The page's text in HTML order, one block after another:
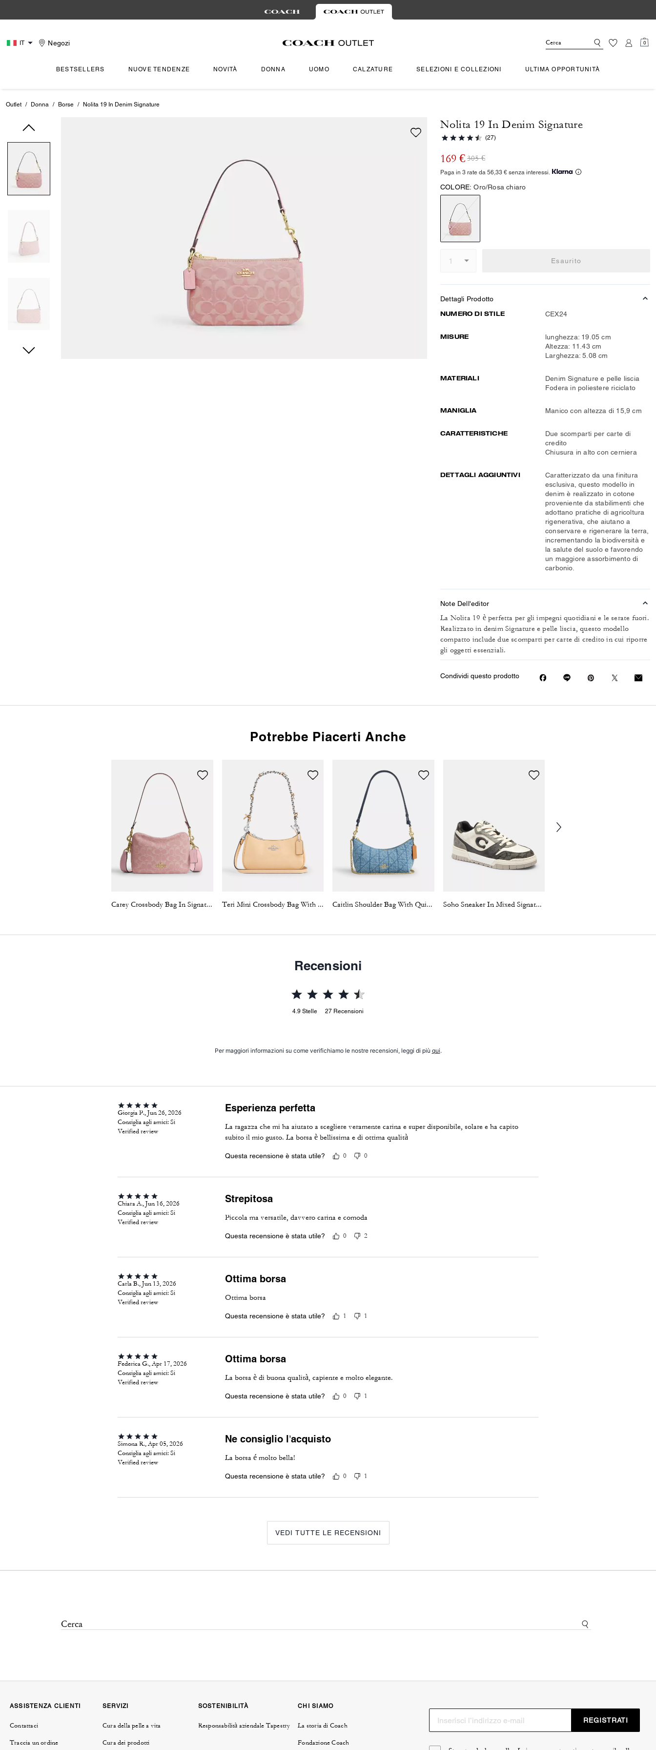
IT Negozi 0
BESTSELLERS NUOVE TENDENZE NOVITÀ DONNA UOMO CALZATURE SELEZIONI E COLLEZIONI ULTIMA OPPORTUNITÀ
Outlet / Donna / Borse / Nolita 19 In Denim Signature
Nolita 19 In Denim Signature
(27)
169 € 305 €
Paga in 3 rate da 56,33 € senza interessi.
COLORE: Oro/Rosa chiaro
Esaurito
Dettagli Prodotto
NUMERO DI STILE
CEX24
MISURE
lunghezza: 19.05 cm
Altezza: 11.43 cm
Larghezza: 5.08 cm
MATERIALI
Denim Signature e pelle liscia
Fodera in poliestere riciclato
MANIGLIA Manico con altezza di 15,9 cm
CARATTERISTICHE
Due scomparti per carte di
credito
Chiusura in alto con cerniera
DETTAGLI AGGIUNTIVI
Caratterizzato da una finitura
esclusiva, questo modello in
denim è realizzato in cotone
proveniente da stabilimenti che
adottano pratiche di agricoltura
rigenerativa, che aiutano a
conservare e rigenerare la terra,
incrementando la biodiversità e
la salute del suolo e favorendo
un maggiore assorbimento di
carbonio.
Note Dell'editor
La Nolita 19 è perfetta per gli impegni quotidiani e le serate fuori.
Realizzato in denim Signature e pelle liscia, questo modello
compatto include due scomparti per carte di credito in cui riporre
gli oggetti essenziali.
Condividi questo prodotto
Potrebbe Piacerti Anche
Carey Crossbody Bag In Signature Denim Teri Mini Crossbody Bag With Bows Caitlin Shoulder Bag With Quilting Soho Sneaker In Mixed Signature
Recensioni
4.9 Stelle 27 Recensioni
Per maggiori informazioni su come verifichiamo le nostre recensioni, leggi di più qui.
Giorgia P., Jun 26, 2026
Consiglia agli amici: Si
Verified review
Esperienza perfetta
La ragazza che mi ha aiutato a scegliere veramente carina e super disponibile, solare e ha capito
subito il mio gusto. La borsa è bellissima e di ottima qualità
Questa recensione è stata utile? 0 0
Chiara A., Jun 16, 2026
Consiglia agli amici: Si
Verified review
Strepitosa
Piccola ma versatile, davvero carina e comoda
Questa recensione è stata utile? 0 2
Carla B., Jun 13, 2026
Consiglia agli amici: Si
Verified review
Ottima borsa
Ottima borsa
Questa recensione è stata utile? 1 1
Federica G., Apr 17, 2026
Consiglia agli amici: Si
Verified review
Ottima borsa
La borsa è di buona qualità, capiente e molto elegante.
Questa recensione è stata utile? 0 1
Simona R., Apr 05, 2026
Consiglia agli amici: Si
Verified review
Ne consiglio l’acquisto
La borsa é molto bella!
Questa recensione è stata utile? 0 1
VEDI TUTTE LE RECENSIONI
ASSISTENZA CLIENTI
Contattaci
Traccia un ordine
SERVIZI
Cura della pelle a vita
Cura dei prodotti
SOSTENIBILITÀ
Responsabilità aziendale Tapestry
CHI SIAMO
La storia di Coach
Fondazione Coach
REGISTRATI